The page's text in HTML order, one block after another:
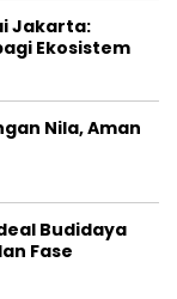
Jakarta:
Ekosistem
Nila, Aman
Budidaya
Fase